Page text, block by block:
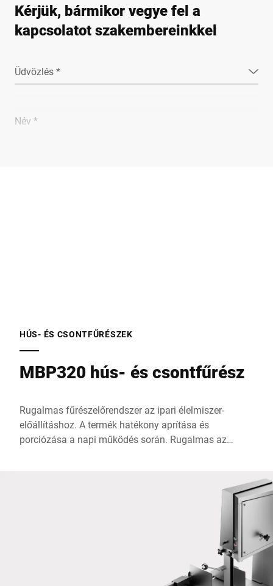
Kérjük, bármikor vegye fel a
kapcsolatot szakembereinkkel
Üdvözlés *
Név *
Irányítószám *
Város *
HÚS- ÉS CSONTFŰRÉSZEK
MBP320 hús- és csontfűrész
Rugalmas fűrészelőrendszer az ipari élelmiszer-
előállításhoz. A termék hatékony aprítása és
porciózása a napi működés során. Rugalmas az